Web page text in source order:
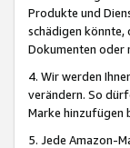
Produkte und
schädigen könnte,
Dokumenten oder
4. Wir werden
verändern. So
Marke hinzufügen
5. Jede Amazon-